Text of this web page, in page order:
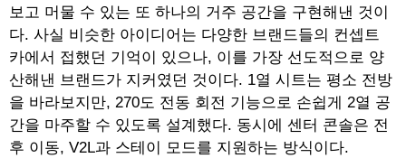
보고 머물 수 있는 또 하나의 거주 공간을 구현해낸 것이
다. 사실 비슷한 아이디어는 다양한 브랜드들의 컨셉트
카에서 접했던 기억이 있으나, 이를 가장 선도적으로 양
산해낸 브랜드가 지커였던 것이다. 1열 시트는 평소 전방
을 바라보지만, 270도 전동 회전 기능으로 손쉽게 2열 공
간을 마주할 수 있도록 설계했다. 동시에 센터 콘솔은 전
후 이동, V2L과 스테이 모드를 지원하는 방식이다.